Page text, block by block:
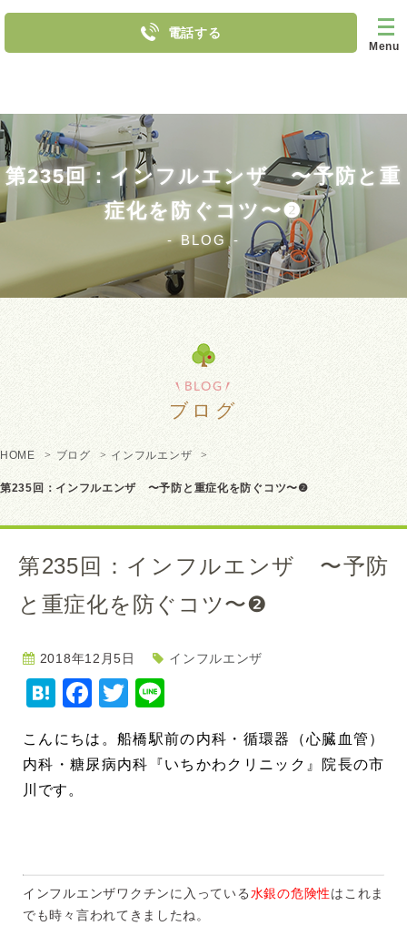
電話する
Menu
第235回：インフルエンザ 〜予防と重
症化を防ぐコツ〜❷
BLOG
BLOG
ブログ
HOME ブログ インフルエンザ
第235回：インフルエンザ 〜予防と重症化を防ぐコツ〜❷
第235回：インフルエンザ 〜予防
と重症化を防ぐコツ〜❷
2018年12月5日 インフルエンザ
Hatena
Facebook
Twitter
こんにちは。 船橋駅前の内科・循環器（心臓血管）
内科・糖尿病内科『いちかわクリニック』院長の市
川です。
インフルエンザワクチンに入っている水銀の危険性はこれま
でも時々言われてきましたね。